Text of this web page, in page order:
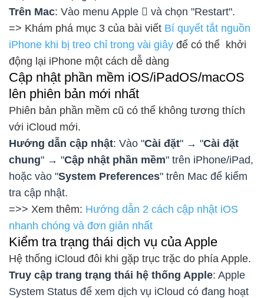
Trên Mac: Vào menu Apple  và chọn "Restart".
=> Khám phá mục 3 của bài viết Bí quyết tắt nguồn
iPhone khi bị treo chỉ trong vài giây để có thể khởi
động lại iPhone một cách dễ dàng
Cập nhật phần mềm iOS/iPadOS/macOS
lên phiên bản mới nhất
Phiên bản phần mềm cũ có thể không tương thích
với iCloud mới.
Hướng dẫn cập nhật: Vào "Cài đặt" → "Cài đặt
chung" → "Cập nhật phần mềm" trên iPhone/iPad,
hoặc vào "System Preferences" trên Mac để kiểm
tra cập nhật.
=>> Xem thêm: Hướng dẫn 2 cách cập nhật iOS
nhanh chóng và đơn giản nhất
Kiểm tra trạng thái dịch vụ của Apple
Hệ thống iCloud đôi khi gặp trục trặc do phía Apple.
Truy cập trang trạng thái hệ thống Apple: Apple
System Status để xem dịch vụ iCloud có đang hoạt